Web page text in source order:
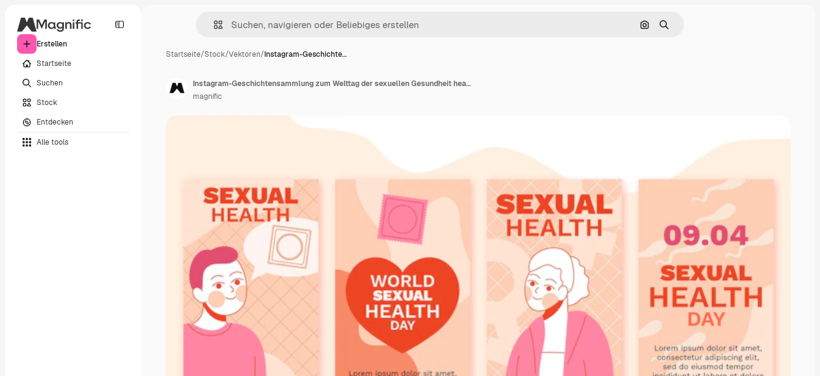
Erstellen
Startseite
Suchen
Stock
Entdecken
Alle tools
Nach Bild suchen
Suchen
Startseite/Stock/Vektoren/Instagram-Geschichte…
Instagram-Geschichtensammlung zum Welttag der sexuellen Gesundheit health
magnific